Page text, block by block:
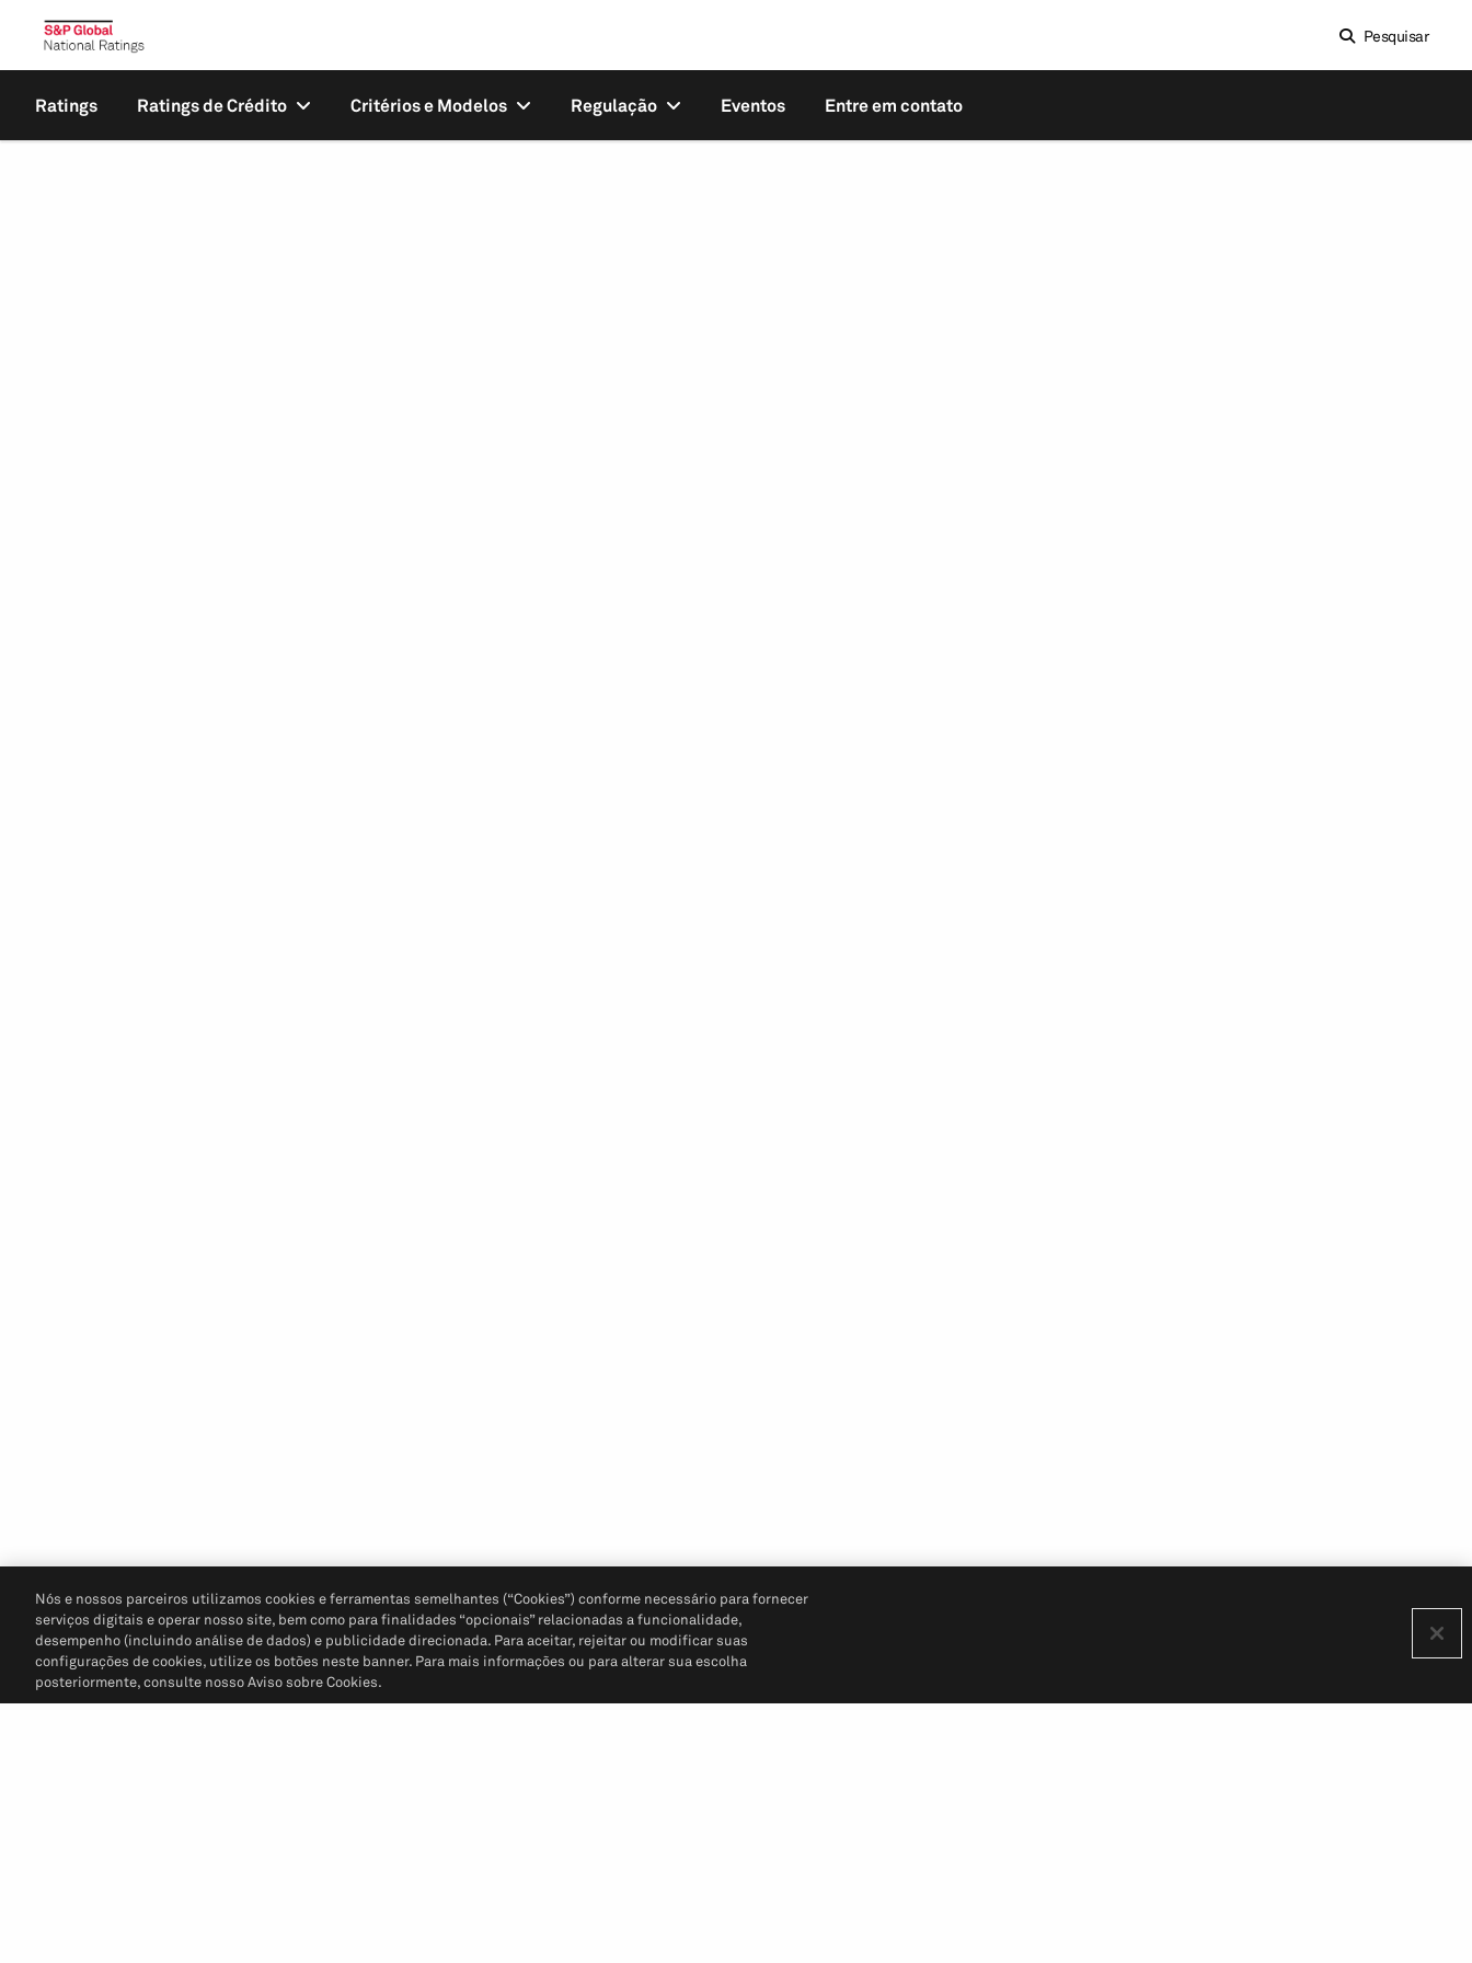
Pesquisar
Ratings Ratings de Crédito Critérios e Modelos Regulação Eventos Entre em contato
Nós e nossos parceiros utilizamos cookies e ferramentas semelhantes (“Cookies”) conforme necessário para fornecer
serviços digitais e operar nosso site, bem como para finalidades “opcionais” relacionadas a funcionalidade,
desempenho (incluindo análise de dados) e publicidade direcionada. Para aceitar, rejeitar ou modificar suas
configurações de cookies, utilize os botões neste banner. Para mais informações ou para alterar sua escolha
posteriormente, consulte nosso Aviso sobre Cookies.